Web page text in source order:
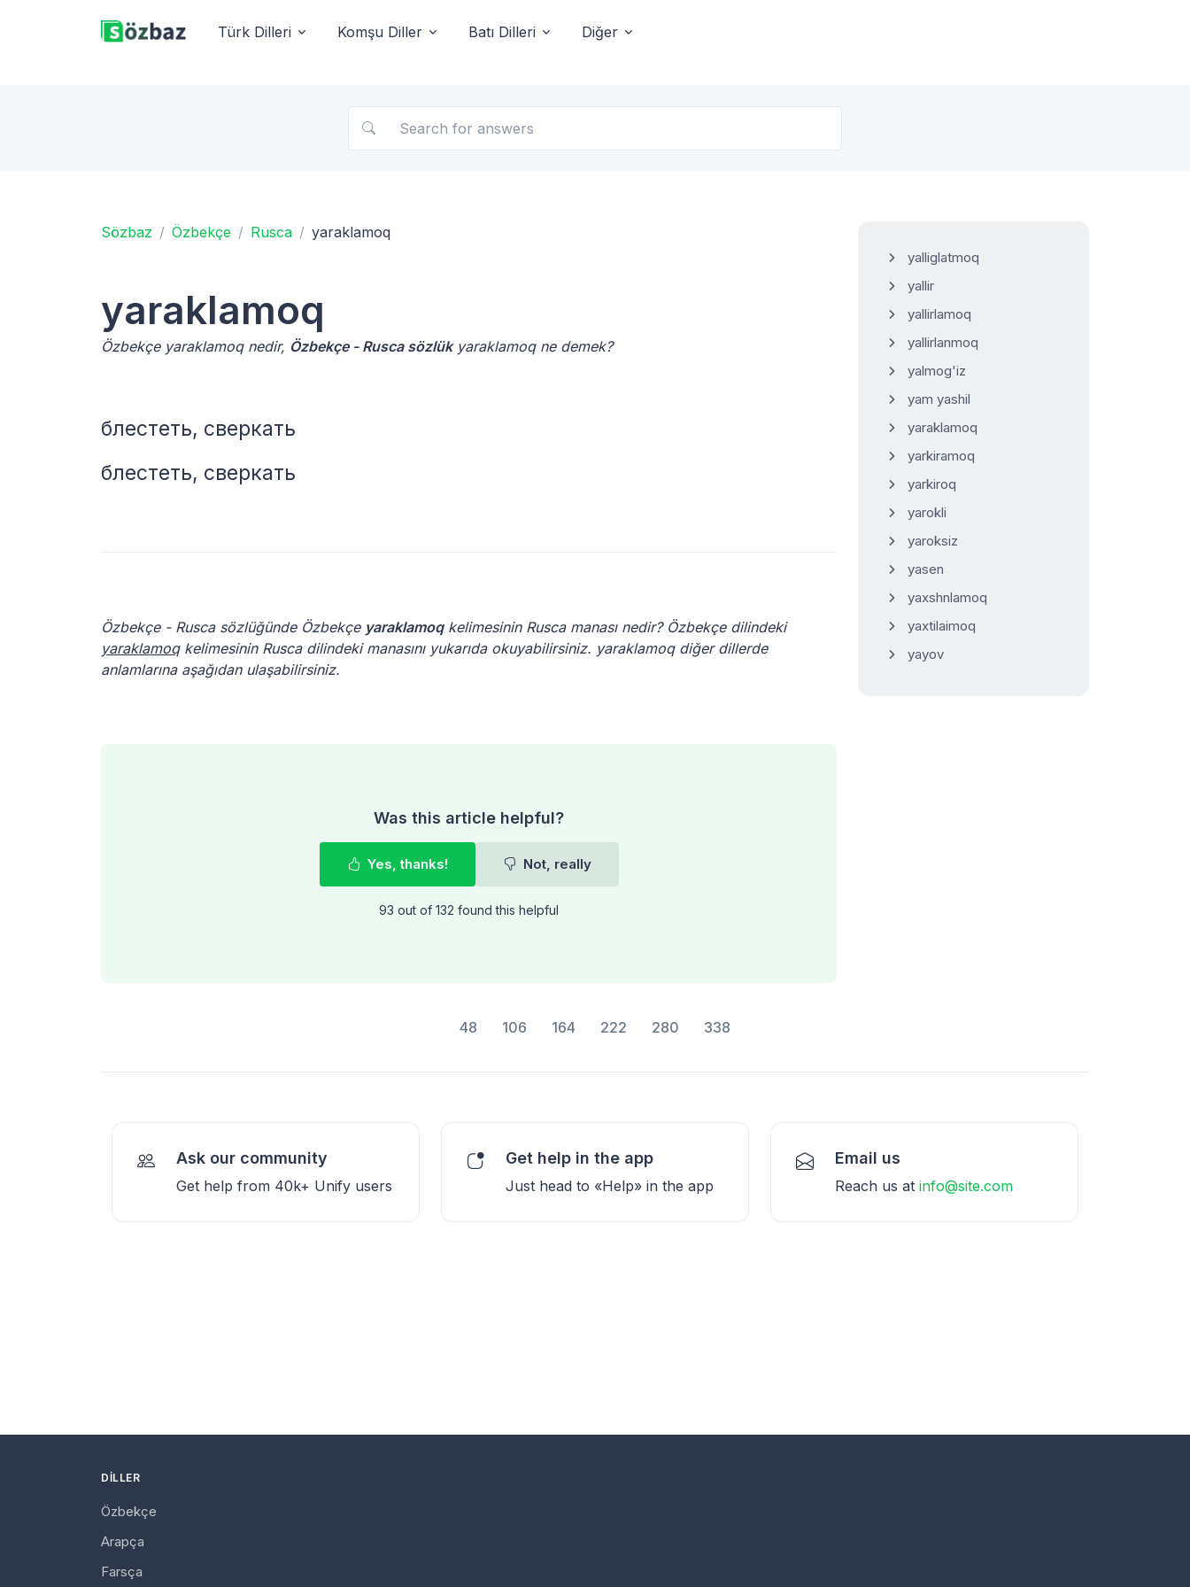
Türk Dilleri Komşu Diller Batı Dilleri Diğer
Sözbaz Özbekçe Rusca yaraklamoq
yaraklamoq
Özbekçe yaraklamoq nedir, Özbekçe - Rusca sözlükyaraklamoq ne demek?
блестеть, сверкать
блестеть, сверкать
Özbekçe - Rusca sözlüğünde Özbekçe yaraklamoqkelimesinin Rusca manası nedir? Özbekçe dilindeki
yaraklamoqkelimesinin Rusca dilindeki manasını yukarıda okuyabilirsiniz. yaraklamoq diğer dillerde
anlamlarına aşağıdan ulaşabilirsiniz.
Was this article helpful?
Yes, thanks! Not, really
93 out of 132 found this helpful
yalliglatmoq
yallir
yallirlamoq
yallirlanmoq
yalmog'iz
yam yashil
yaraklamoq
yarkiramoq
yarkiroq
yarokli
yaroksiz
yasen
yaxshnlamoq
yaxtilaimoq
yayov
48 106 164 222 280 338
Ask our community
Get help from 40k+ Unify users
Get help in the app
Just head to «Help» in the app
Email us
Reach us at info@site.com
DILLER
Özbekçe
Arapça
Farsça